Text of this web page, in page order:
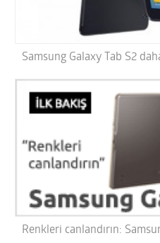
Samsung Galaxy Tab S2
Renkleri canlandırın: